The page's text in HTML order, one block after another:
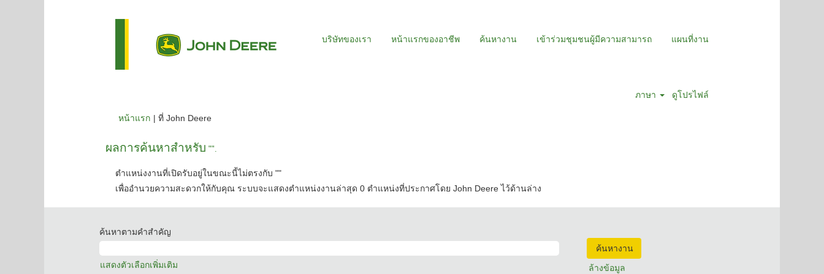
บริษัทของเรา หน้าแรกของอาชีพ ค้นหางาน เข้าร่วมชุมชนผู้มีความสามารถ แผนที่งาน
ภาษา ดูโปรไฟล์
หน้าแรก | ที่ John Deere(หน้า
ผลการค้นหาสำหรับ "".
ตำแหน่งงานที่เปิดรับอยู่ในขณะนี้ไม่ตรงกับ ""
เพื่ออำนวยความสะดวกให้กับคุณ ระบบจะแสดงตำแหน่งงานล่าสุด 0 ตำแหน่งที่ประกาศโดย John Deere ไว้ด้านล่าง
ค้นหาตามคำสำคัญ
แสดงตัวเลือกเพิ่มเติม ล้างข้อมูล